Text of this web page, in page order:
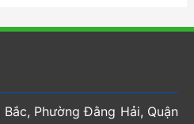
Phường Đằng Hải, Quận